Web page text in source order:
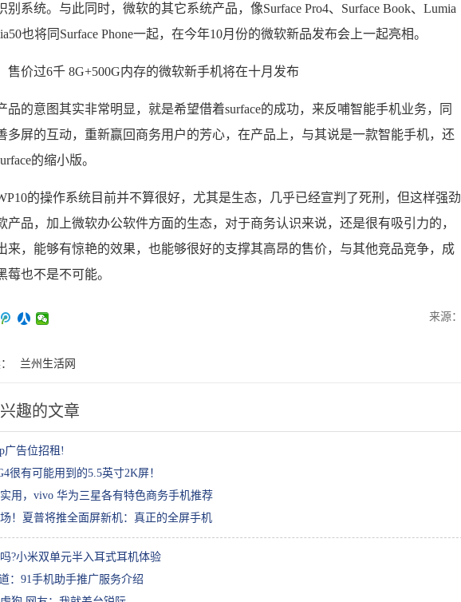
别系统。与此同时，微软的其它系统产品，像Surface Pro4、Surface Book、Lumia
也将同Surface Phone一起，在今年10月份的微软新品发布会上一起亮相。
品的意图其实非常明显，就是希望借着surface的成功，来反哺智能手机业务，同
多屏的互动，重新赢回商务用户的芳心，在产品上，与其说是一款智能手机，还
的缩小版。
的操作系统目前并不算很好，尤其是生态，几乎已经宣判了死刑，但这样强劲
产品，加上微软办公软件方面的生态，对于商务认识来说，还是很有吸引力的，
来，能够有惊艳的效果，也能够很好的支撑其高昂的售价，与其他竞品竞争，成
莓也不是不可能。
来源：
兰州生活网
趣的文章
广告位招租!
很有可能用到的5.5英寸2K屏！
用，vivo 华为三星各有特色商务手机推荐
！夏普将推全面屏新机：真正的全屏手机
?小米双单元半入耳式耳机体验
：91手机助手推广服务介绍